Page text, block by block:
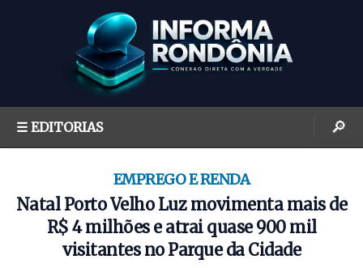
☰ EDITORIAS 🔎
EMPREGO E RENDA
Natal Porto Velho Luz movimenta mais de
R$ 4 milhões e atrai quase 900 mil
visitantes no Parque da Cidade